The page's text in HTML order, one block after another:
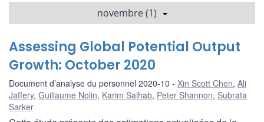
novembre (1)
Assessing Global Potential Output
Growth: October 2020
Document d’analyse du personnel 2020-10 Xin Scott Chen, Ali
Jaffery, Guillaume Nolin, Karim Salhab, Peter Shannon, Subrata
Sarker